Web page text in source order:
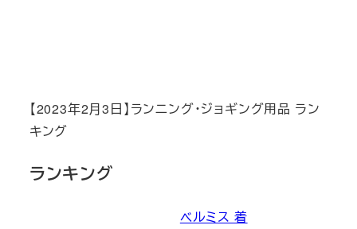
【2023年2月3日】ランニング・ジョギング用品 ラン
キング
ランキング
ベルミス 着